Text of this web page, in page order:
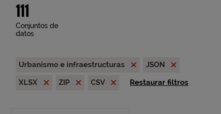
111
Conjuntos de
datos
Urbanismo e infraestructuras
JSON
XLSX
ZIP CSV Restaurar filtros